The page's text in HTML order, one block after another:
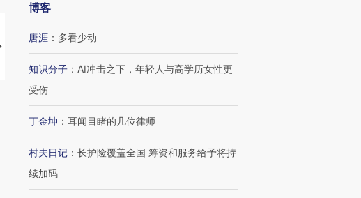
【推广】走进第四届链博
有意思的生活方式·第三对
住三大增长引擎是什么？
博客
唐涯 ： 多看少动
知识分子 ： AI冲击之下，年轻人与高学历女性更
受伤
丁金坤 ： 耳闻目睹的几位律师
村夫日记 ： 长护险覆盖全国 筹资和服务给予将持
续加码